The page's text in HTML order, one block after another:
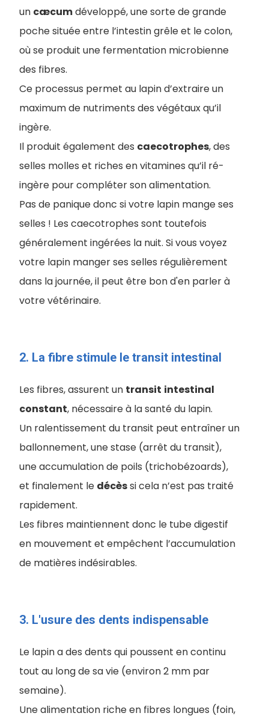
un cæcumdéveloppé, une sorte de grande
poche située entre l’intestin grêle et le colon,
où se produit une fermentation microbienne
des fibres.
Ce processus permet au lapin d’extraire un
maximum de nutriments des végétaux qu’il
ingère.
Il produit également des caecotrophes, des
selles molles et riches en vitamines qu’il ré-
ingère pour compléter son alimentation.
Pas de panique donc si votre lapin mange ses
selles ! Les caecotrophes sont toutefois
généralement ingérées la nuit. Si vous voyez
votre lapin manger ses selles régulièrement
dans la journée, il peut être bon d'en parler à
votre vétérinaire.
2. La fibre stimule le transit intestinal
Les fibres, assurent un transit intestinal
constant, nécessaire à la santé du lapin.
Un ralentissement du transit peut entraîner un
ballonnement, une stase (arrêt du transit),
une accumulation de poils (trichobézoards),
et finalement le décèssi cela n’est pas traité
rapidement.
Les fibres maintiennent donc le tube digestif
en mouvement et empêchent l’accumulation
de matières indésirables.
3. L'usure des dents indispensable
Le lapin a des dents qui poussent en continu
tout au long de sa vie (environ 2 mm par
semaine).
Une alimentation riche en fibres longues (foin,